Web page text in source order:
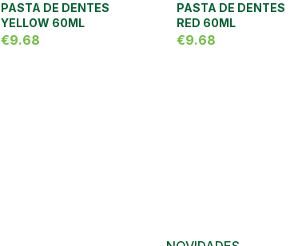
PASTA DE DENTES
YELLOW 60ML
€9.68
PASTA DE DENTES
RED 60ML
€9.68